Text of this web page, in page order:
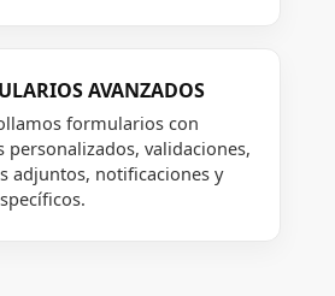
AVANZADOS
formularios con
personalizados, validaciones,
adjuntos, notificaciones y